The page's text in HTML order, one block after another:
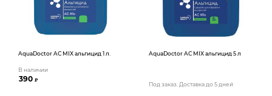
AquaDoctor AС MIX альгицид 1 л.
В наличии
390₽
AquaDoctor AС MIX альгицид 5 л
Под заказ. Доставка до 5 дней